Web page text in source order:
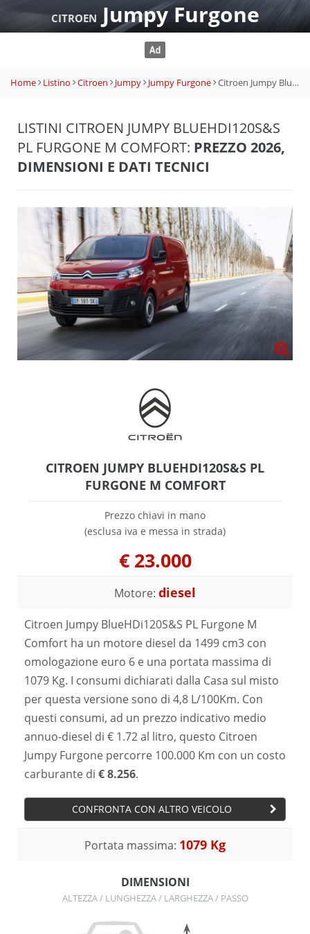
CITROEN Jumpy Furgone
Home Listino Citroen Jumpy Jumpy Furgone Citroen Jumpy BlueHDi120S&S PL Furgone M Comfort
LISTINI CITROEN JUMPY BLUEHDI120S&S
PL FURGONE M COMFORT: PREZZO 2026,
DIMENSIONI E DATI TECNICI
CITROEN JUMPY BLUEHDI120S&S PL
FURGONE M COMFORT
Prezzo chiavi in mano
(esclusa iva e messa in strada)
€ 23.000
Motore: diesel
Citroen Jumpy BlueHDi120S&S PL Furgone M
Comfort ha un motore diesel da 1499 cm3 con
omologazione euro 6 e una portata massima di
1079 Kg. I consumi dichiarati dalla Casa sul misto
per questa versione sono di 4,8 L/100Km. Con
questi consumi, ad un prezzo indicativo medio
annuo-diesel di € 1.72 al litro, questo Citroen
Jumpy Furgone percorre 100.000 Km con un costo
carburante di € 8.256.
CONFRONTA CON ALTRO VEICOLO
Portata massima: 1079 Kg
DIMENSIONI
ALTEZZA / LUNGHEZZA / LARGHEZZA / PASSO